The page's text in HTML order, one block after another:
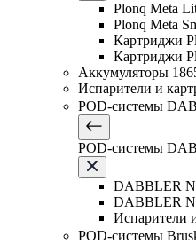
Plonq Meta
Plonq Meta
Картриджи
Картриджи
Аккумуляторы
Испарители и
POD-системы
POD-системы
DABBLER
DABBLER
Испарители
POD-системы